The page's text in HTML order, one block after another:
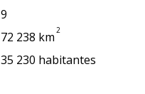
9
72 238 km 2
35 230 habitantes